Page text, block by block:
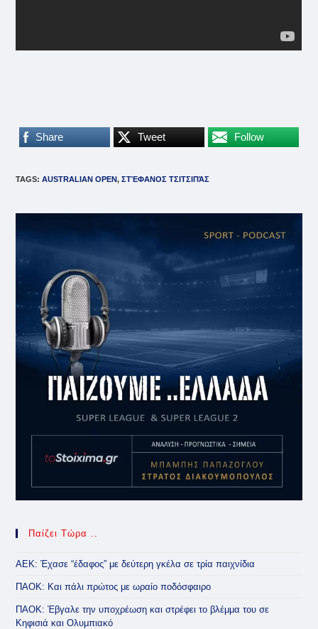
Share Tweet Follow
TAGS:AUSTRALIAN OPEN, ΣΤΈΦΑΝΟΣ ΤΣΙΤΣΙΠΆΣ
Παίζει Τώρα ..
ΑΕΚ: Έχασε “έδαφος” με δεύτερη γκέλα σε τρία παιχνίδια
ΠΑΟΚ: Και πάλι πρώτος με ωραίο ποδόσφαιρο
ΠΑΟΚ: Έβγαλε την υποχρέωση και στρέφει το βλέμμα του σε
Κηφισιά και Ολυμπιακό